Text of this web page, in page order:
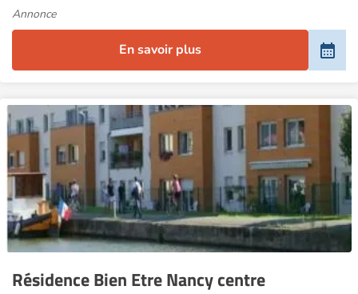
Annonce
En savoir plus
Résidence Bien Etre Nancy centre